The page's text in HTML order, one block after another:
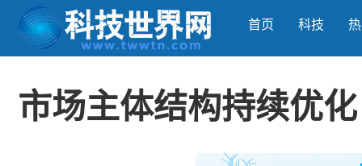
首页 科技
市场主体结构持续优